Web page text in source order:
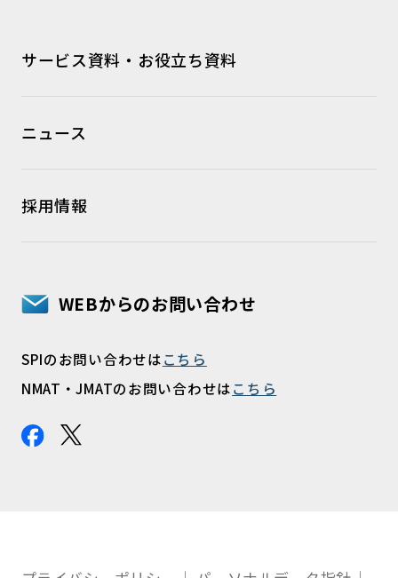
サービス資料・お役立ち資料
ニュース
採用情報
WEBからのお問い合わせ
SPIのお問い合わせはこちら
NMAT・JMATのお問い合わせはこちら